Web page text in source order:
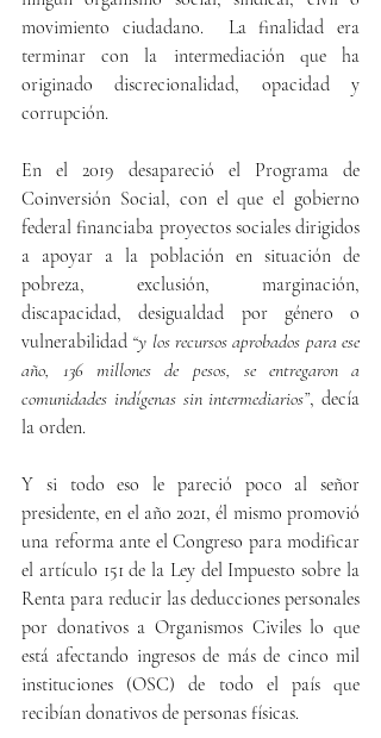
movimiento ciudadano.  La finalidad era
terminar con la intermediación que ha
originado discrecionalidad, opacidad y
corrupción.
En el 2019 desapareció el Programa de
Coinversión Social, con el que el gobierno
federal financiaba proyectos sociales dirigidos
a apoyar a la población en situación de
pobreza, exclusión, marginación,
discapacidad, desigualdad por género o
vulnerabilidad “y los recursos aprobados para ese
año, 136 millones de pesos, se entregaron a
comunidades indígenas sin intermediarios”, decía
la orden.
Y si todo eso le pareció poco al señor
presidente, en el año 2021, él mismo promovió
una reforma ante el Congreso para modificar
el artículo 151 de la Ley del Impuesto sobre la
Renta para reducir las deducciones personales
por donativos a Organismos Civiles lo que
está afectando ingresos de más de cinco mil
instituciones (OSC) de todo el país que
recibían donativos de personas físicas.